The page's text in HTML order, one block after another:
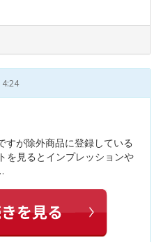
すが除外商品に登録している
を見るとインプレッションや